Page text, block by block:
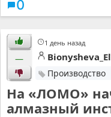
0
1 день назад
—
Производство
На «ЛОМО»
алмазный